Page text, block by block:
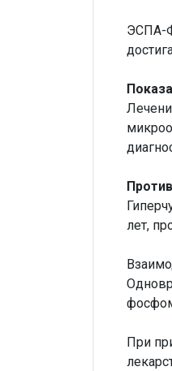
ЭСПА-
лет,
При